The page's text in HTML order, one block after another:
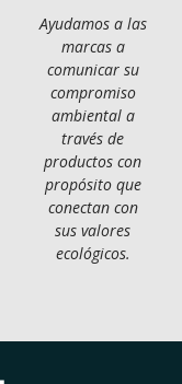
Ayudamos a las
marcas a
comunicar su
compromiso
ambiental a
través de
productos con
propósito que
conectan con
sus valores
ecológicos.